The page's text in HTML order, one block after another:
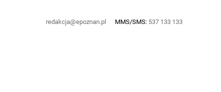
redakcja@epoznan.pl MMS/SMS: 537 133 133